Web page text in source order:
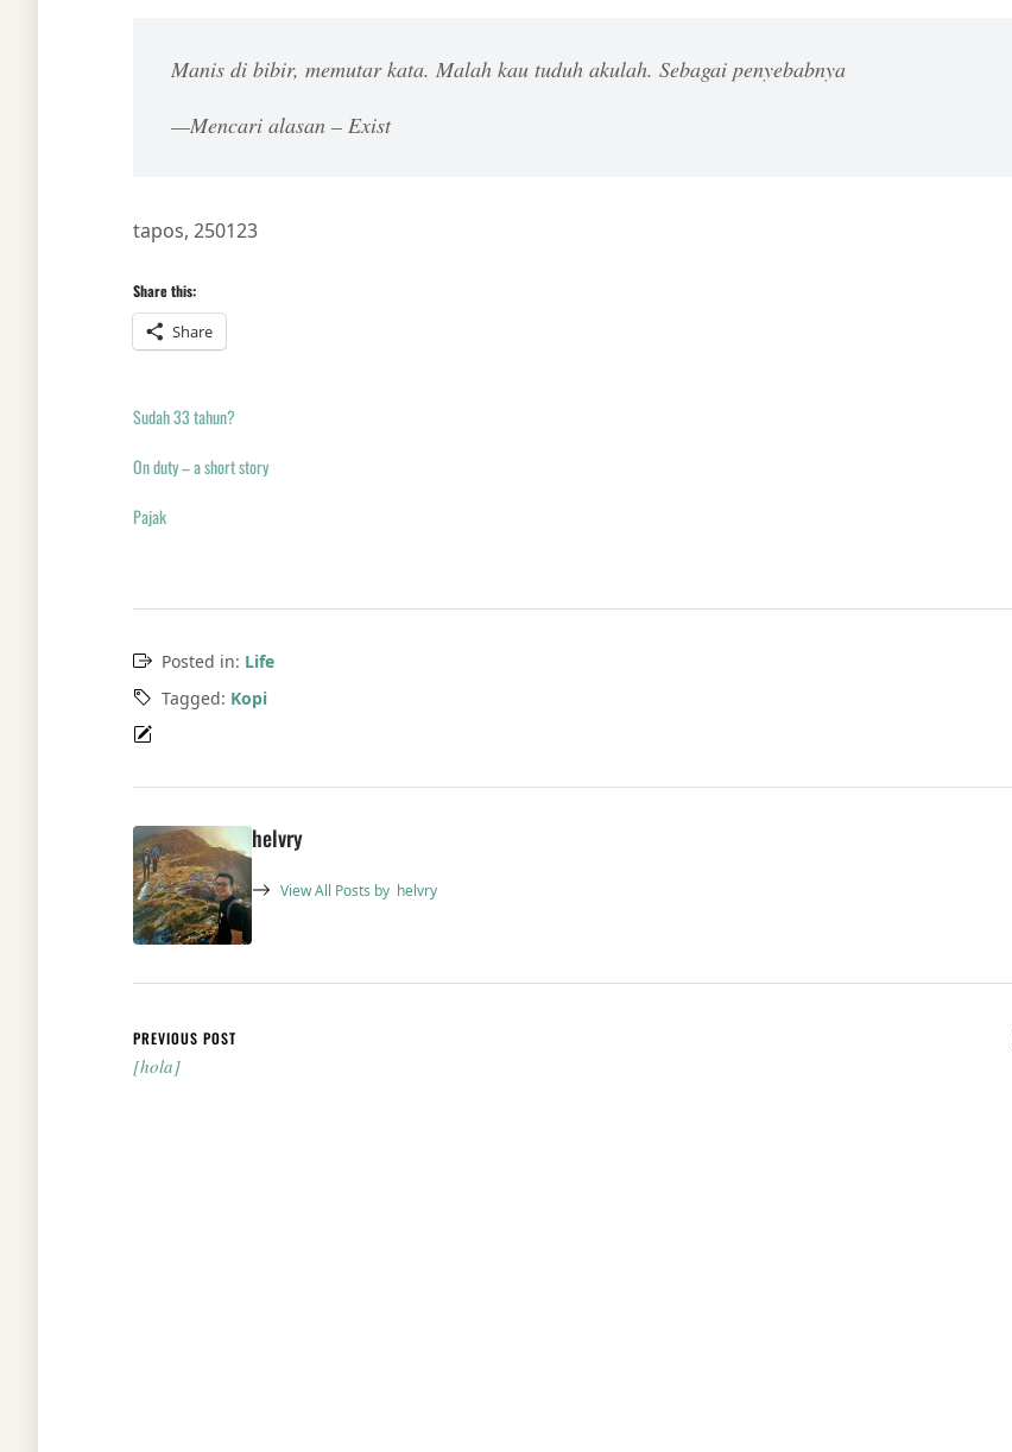
Manis di bibir, memutar kata. Malah kau tuduh akulah. Sebagai penyebabnya
Mencari alasan – Exist
tapos, 250123
Share this:
Share
Sudah 33 tahun?
On duty – a short story
Pajak
Posted in: Life
Tagged: Kopi
helvry
View All Posts by helvry
Post navigation
PREVIOUS POST
[hola]